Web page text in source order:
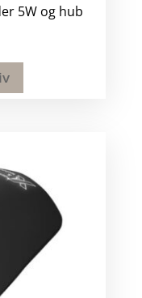
5W og hub